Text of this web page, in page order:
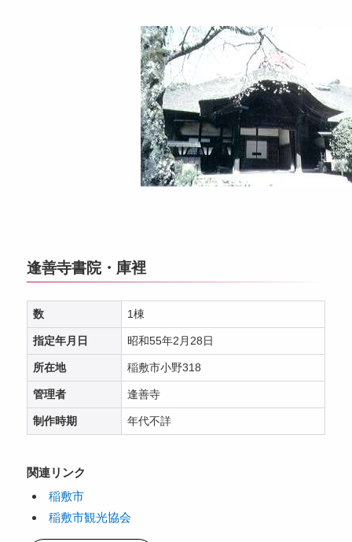
逢善寺書院・庫裡
数 1棟
指定年月日 昭和55年2月28日
所在地 稲敷市小野318
管理者 逢善寺
制作時期 年代不詳
関連リンク
稲敷市
稲敷市観光協会